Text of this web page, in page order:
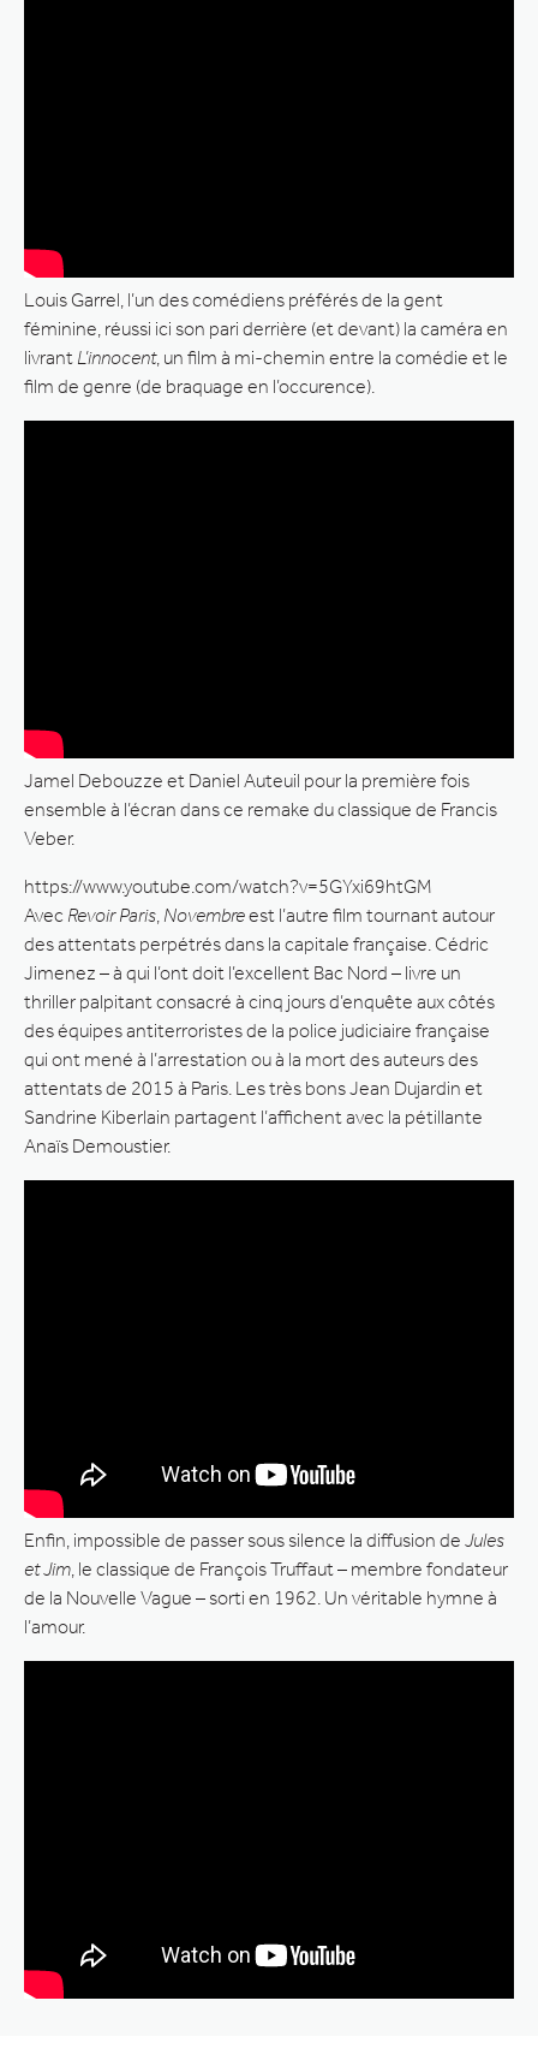
Louis Garrel, l’un des comédiens préférés de la gent
féminine, réussi ici son pari derrière (et devant) la caméra en
livrant L’innocent, un film à mi-chemin entre la comédie et le
film de genre (de braquage en l’occurence).
Jamel Debouzze et Daniel Auteuil pour la première fois
ensemble à l’écran dans ce remake du classique de Francis
Veber.
https://www.youtube.com/watch?v=5GYxi69htGM
Avec Revoir Paris Novembreest l’autre film tournant autour
des attentats perpétrés dans la capitale française. Cédric
Jimenez – à qui l’ont doit l’excellent Bac Nord – livre un
thriller palpitant consacré à cinq jours d’enquête aux côtés
des équipes antiterroristes de la police judiciaire française
qui ont mené à l’arrestation ou à la mort des auteurs des
attentats de 2015 à Paris. Les très bons Jean Dujardin et
Sandrine Kiberlain partagent l’affichent avec la pétillante
Anaïs Demoustier.
Enfin, impossible de passer sous silence la diffusion de Jules
et Jim , le classique de François Truffaut – membre fondateur
de la Nouvelle Vague – sorti en 1962. Un véritable hymne à
l’amour.